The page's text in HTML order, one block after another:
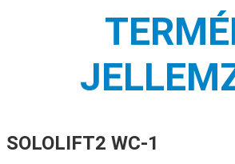
SOLOLIFT2 WC-1